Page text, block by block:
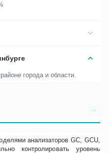
города и области.
анализаторов GC, GCU,
контролировать уровень